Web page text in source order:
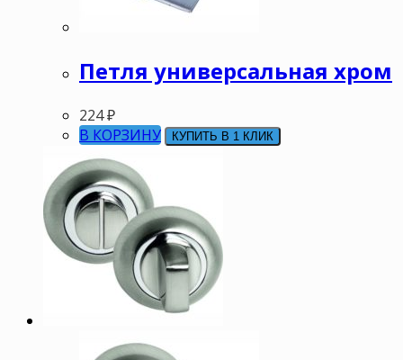
Петля универсальная хром
224₽
В КОРЗИНУ
КУПИТЬ В 1 КЛИК